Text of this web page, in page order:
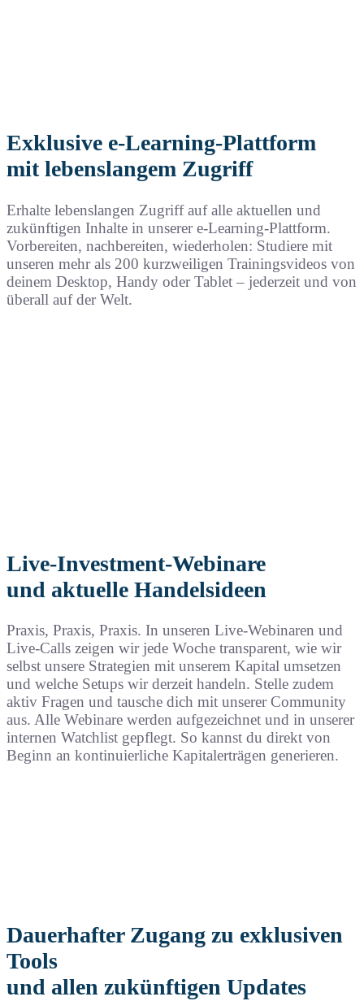
Exklusive e-Learning-Plattform
mit lebenslangem Zugriff
Erhalte lebenslangen Zugriff auf alle aktuellen und
zukünftigen Inhalte in unserer e-Learning-Plattform.
Vorbereiten, nachbereiten, wiederholen: Studiere mit
unseren mehr als 200 kurzweiligen Trainingsvideos von
deinem Desktop, Handy oder Tablet – jederzeit und von
überall auf der Welt.
Live-Investment-Webinare
und aktuelle Handelsideen
Praxis, Praxis, Praxis. In unseren Live-Webinaren und
Live-Calls zeigen wir jede Woche transparent, wie wir
selbst unsere Strategien mit unserem Kapital umsetzen
und welche Setups wir derzeit handeln. Stelle zudem
aktiv Fragen und tausche dich mit unserer Community
aus. Alle Webinare werden aufgezeichnet und in unserer
internen Watchlist gepflegt. So kannst du direkt von
Beginn an kontinuierliche Kapitalerträgen generieren.
Dauerhafter Zugang zu exklusiven
Tools
und allen zukünftigen Updates